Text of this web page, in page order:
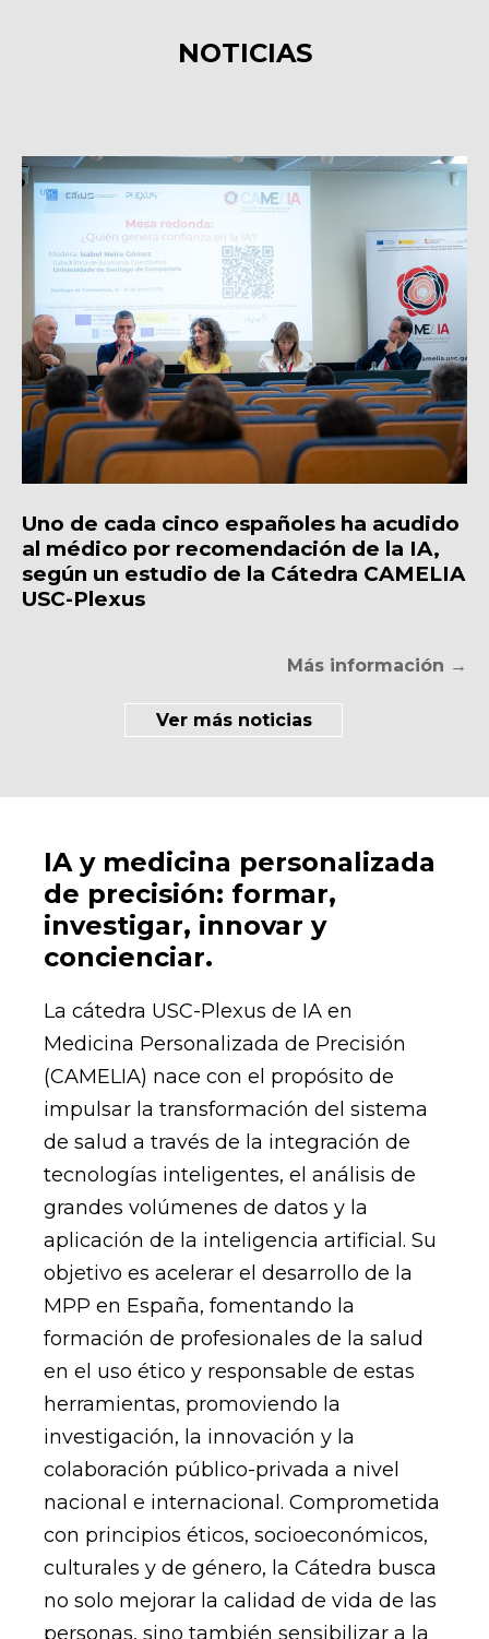
NOTICIAS
Uno de cada cinco españoles ha acudido
al médico por recomendación de la IA,
según un estudio de la Cátedra CAMELIA
USC-Plexus
Más información →
Ver más noticias
IA y medicina personalizada
de precisión: formar,
investigar, innovar y
concienciar.
La cátedra USC-Plexus de IA en
Medicina Personalizada de Precisión
(CAMELIA) nace con el propósito de
impulsar la transformación del sistema
de salud a través de la integración de
tecnologías inteligentes, el análisis de
grandes volúmenes de datos y la
aplicación de la inteligencia artificial. Su
objetivo es acelerar el desarrollo de la
MPP en España, fomentando la
formación de profesionales de la salud
en el uso ético y responsable de estas
herramientas, promoviendo la
investigación, la innovación y la
colaboración público-privada a nivel
nacional e internacional. Comprometida
con principios éticos, socioeconómicos,
culturales y de género, la Cátedra busca
no solo mejorar la calidad de vida de las
personas, sino también sensibilizar a la